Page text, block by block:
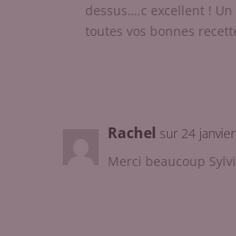
dessus….c excellent !
toutes vos bonnes
Rachel sur 24
Merci beaucoup